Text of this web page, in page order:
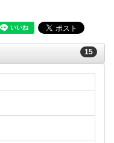
15